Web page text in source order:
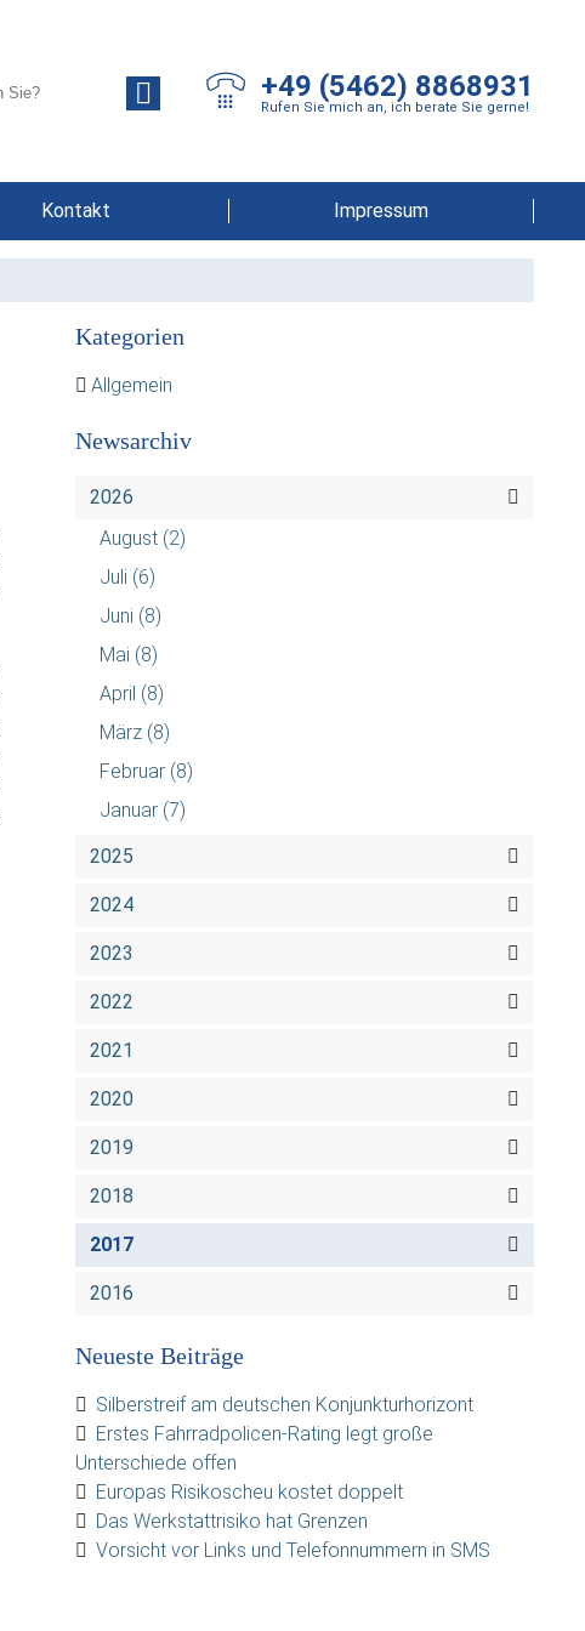
+49 (5462) 8868931
Rufen Sie mich an, ich berate Sie gerne!
Kontakt Impressum
Kategorien
Allgemein
Newsarchiv
2026
August (2)
Juli (6)
Juni (8)
Mai (8)
April (8)
März (8)
Februar (8)
Januar (7)
2025
2024
2023
2022
2021
2020
2019
2018
2017
2016
Neueste Beiträge
Silberstreif am deutschen Konjunkturhorizont
Erstes Fahrradpolicen-Rating legt große
Unterschiede offen
Europas Risikoscheu kostet doppelt
Das Werkstattrisiko hat Grenzen
Vorsicht vor Links und Telefonnummern in SMS